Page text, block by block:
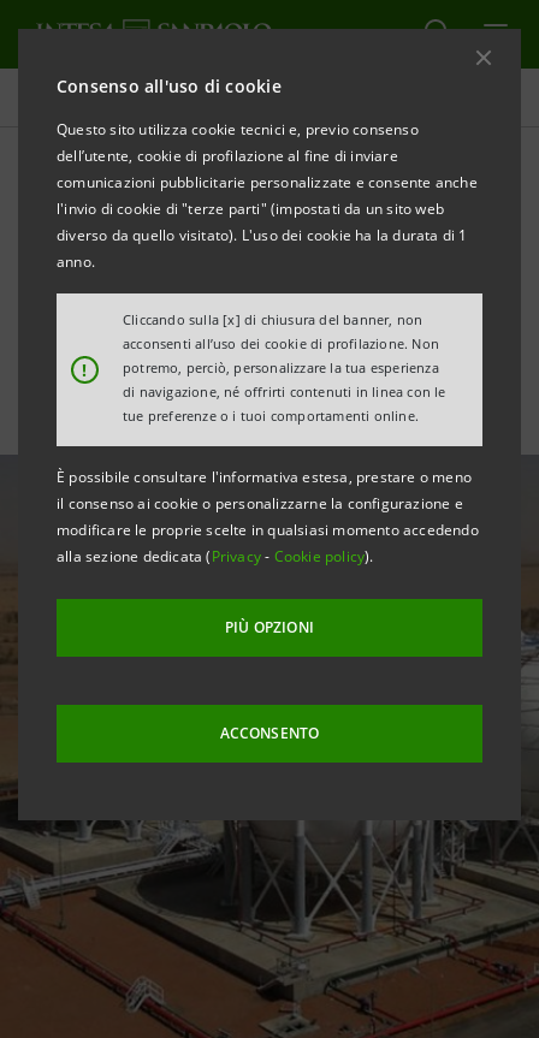
Consenso all'uso di cookie
Questo sito utilizza cookie tecnici e, previo consenso
dell’utente, cookie di profilazione al fine di inviare
comunicazioni pubblicitarie personalizzate e consente anche
l'invio di cookie di "terze parti" (impostati da un sito web
diverso da quello visitato). L'uso dei cookie ha la durata di 1
anno.
!
Cliccando sulla [x] di chiusura del banner, non
acconsenti all’uso dei cookie di profilazione. Non
potremo, perciò, personalizzare la tua esperienza
di navigazione, né offrirti contenuti in linea con le
tue preferenze o i tuoi comportamenti online.
È possibile consultare l'informativa estesa, prestare o meno
il consenso ai cookie o personalizzarne la configurazione e
modificare le proprie scelte in qualsiasi momento accedendo
alla sezione dedicata (Privacy- Cookie policy).
PIÙ OPZIONI
ACCONSENTO
Tutte le news
Garanzia Italia:
finanziamento di €6 milioni
a Paresa per sostenere la
ripresa